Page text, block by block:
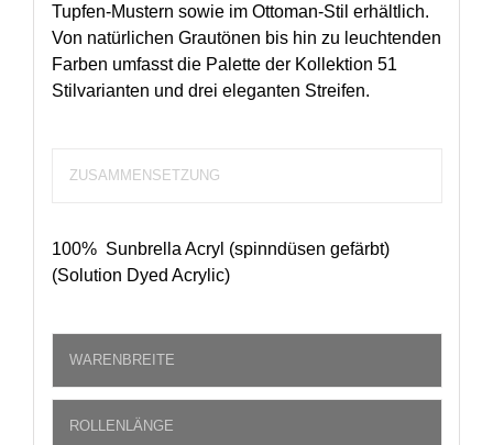
Tupfen-Mustern sowie im Ottoman-Stil erhältlich.
Von natürlichen Grautönen bis hin zu leuchtenden
Farben umfasst die Palette der Kollektion 51
Stilvarianten und drei eleganten Streifen.
ZUSAMMENSETZUNG
100% Sunbrella Acryl (spinndüsen gefärbt)
(Solution Dyed Acrylic)
WARENBREITE
ROLLENLÄNGE